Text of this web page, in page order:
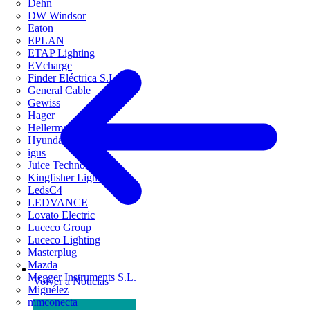
Dehn
DW Windsor
Eaton
EPLAN
ETAP Lighting
EVcharge
Finder Eléctrica S.L.U
General Cable
Gewiss
Hager
HellermannTyton
Hyundai Electric
igus
Juice Technology
Kingfisher Lighting
LedsC4
LEDVANCE
Lovato Electric
Luceco Group
Luceco Lighting
Masterplug
Mazda
Megger Instruments S.L.
Miguélez
mmconecta
Volver a Noticias